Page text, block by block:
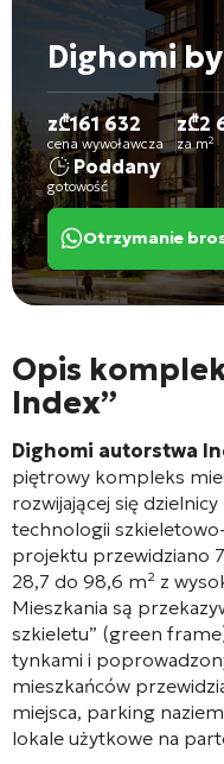
Dighomi
z₾161 632
cena wywoławcza
z₾2
za m²
Poddany
gotowość
Otrzymanie
Opis
Index”
Dighomi autorstwa
piętrowy kompleks
rozwijającej się
technologii
projektu przewidziano
28,7 do 98,6 m² z
Mieszkania są
szkieletu” (green
tynkami i
mieszkańców
miejsca, parking
lokale użytkowe na